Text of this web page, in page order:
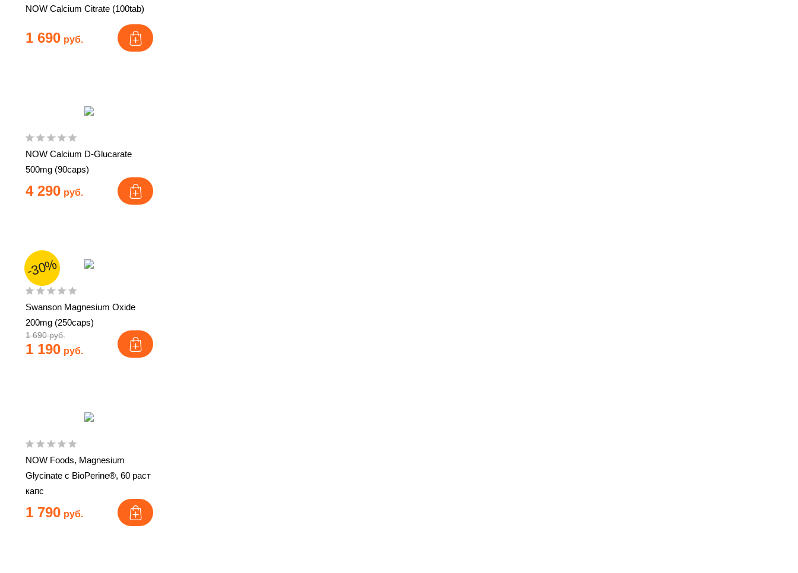
NOW Calcium Citrate (100tab)
1 690 руб.
NOW Calcium D-Glucarate
500mg (90caps)
4 290 руб.
Swanson Magnesium Oxide
200mg (250caps)
1 690 руб.
1 190 руб.
-30%
NOW Foods, Magnesium
Glycinate с BioPerine®, 60 раст
капс
1 790 руб.